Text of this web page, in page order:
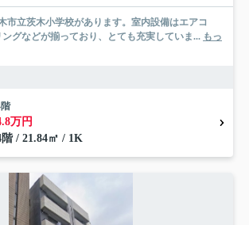
市立茨木小学校があります。室内設備はエアコ
グなどが揃っており、とても充実していま... もっ
万円
階 / 21.84㎡ / 1K